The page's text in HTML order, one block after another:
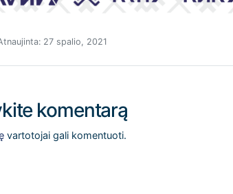
27 spalio, 2021
komentarą
vartotojai gali komentuoti.